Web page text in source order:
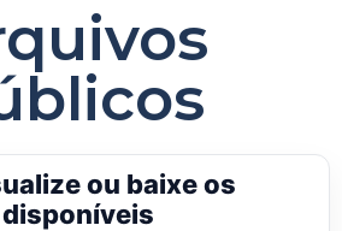
ou baixe os